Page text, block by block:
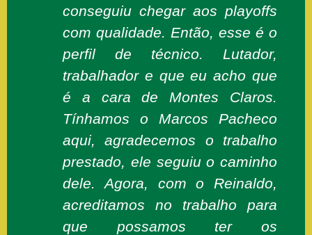
conseguiu chegar aos playoffs
com qualidade. Então, esse é o
perfil de técnico. Lutador,
trabalhador e que eu acho que
é a cara de Montes Claros.
Tínhamos o Marcos Pacheco
aqui, agradecemos o trabalho
prestado, ele seguiu o caminho
dele. Agora, com o Reinaldo,
acreditamos no trabalho para
que possamos ter os